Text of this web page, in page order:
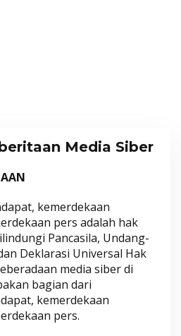
Media Siber
kemerdekaan
pers adalah hak
Pancasila, Undang-
Deklarasi Universal Hak
media siber di
bagian dari
kemerdekaan
pers.